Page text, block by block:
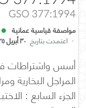
GSO 377:1994
مواصفة قياسية عمانية
· اعتمدت بتاريخ ٣٠ أبريل ٢٠٢٥
أسس واشتراطات
المراجل البخارية
الجزء السابع :